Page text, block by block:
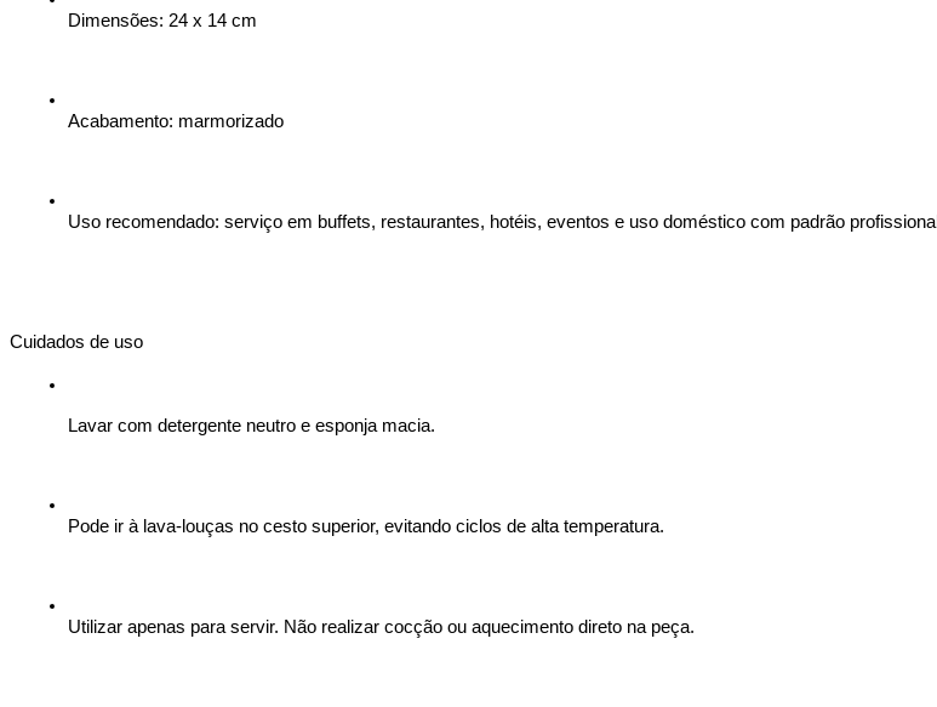
Dimensões: 24 x 14 cm
Acabamento: marmorizado
Uso recomendado: serviço em buffets, restaurantes, hotéis, eventos e uso doméstico com padrão profissional
Cuidados de uso
Lavar com detergente neutro e esponja macia.
Pode ir à lava-louças no cesto superior, evitando ciclos de alta temperatura.
Utilizar apenas para servir. Não realizar cocção ou aquecimento direto na peça.